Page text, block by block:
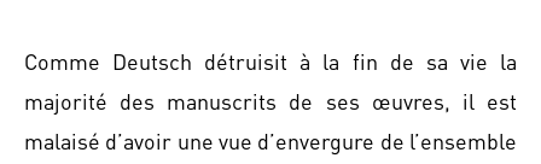
Comme Deutsch détruisit à la fin de sa vie la
majorité des manuscrits de ses œuvres, il est
malaisé d’avoir une vue d’envergure de l’ensemble